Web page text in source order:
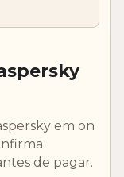
em on
de pagar.